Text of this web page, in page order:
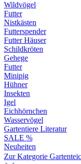
Wildvögel
Futter
Nistkästen
Futterspender
Futter Häuser
Schildkröten
Gehege
Futter
Minipig
Hühner
Insekten
Igel
Eichhörnchen
Wasservögel
Gartentiere Literatur
SALE %
Neuheiten
Zur Kategorie